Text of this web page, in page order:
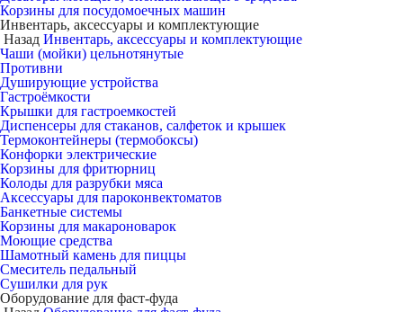
Корзины для посудомоечных машин
Инвентарь, аксессуары и комплектующие
Назад Инвентарь, аксессуары и комплектующие
Чаши (мойки) цельнотянутые
Противни
Душирующие устройства
Гастроёмкости
Крышки для гастроемкостей
Диспенсеры для стаканов, салфеток и крышек
Термоконтейнеры (термобоксы)
Конфорки электрические
Корзины для фритюрниц
Колоды для разрубки мяса
Аксессуары для пароконвектоматов
Банкетные системы
Корзины для макароноварок
Моющие средства
Шамотный камень для пиццы
Смеситель педальный
Сушилки для рук
Оборудование для фаст-фуда